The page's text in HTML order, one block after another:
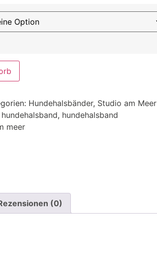
Hundehalsbänder, Studio am Meer
, hundehalsband
meer
(0)